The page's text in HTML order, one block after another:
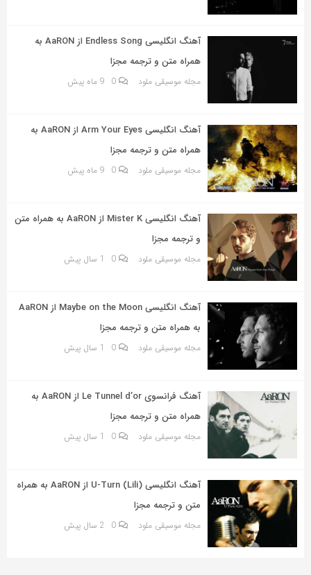
به
اشتراک
کپی
آهنگ انگلیسی Endless Song از AaRON به
همراه متن و ترجمه مجزا
مجله موسیقی ملود 0 9 ماه پیش
آهنگ انگلیسی Arm Your Eyes از AaRON به
همراه متن و ترجمه مجزا
مجله موسیقی ملود 0 9 ماه پیش
آهنگ انگلیسی Mister K از AaRON به همراه متن
و ترجمه مجزا
مجله موسیقی ملود 0 1 سال پیش
آهنگ انگلیسی Maybe on the Moon از AaRON
به همراه متن و ترجمه مجزا
مجله موسیقی ملود 0 1 سال پیش
آهنگ فرانسوی Le Tunnel d’or از AaRON به
همراه متن و ترجمه مجزا
مجله موسیقی ملود 0 1 سال پیش
آهنگ انگلیسی U-Turn (Lili) از AaRON به همراه
متن و ترجمه مجزا
مجله موسیقی ملود 0 2 سال پیش